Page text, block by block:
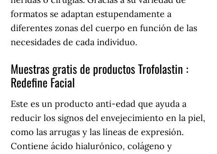
formatos se adaptan estupendamente a
diferentes zonas del cuerpo en función de las
necesidades de cada individuo.
Muestras gratis de productos Trofolastin :
Redefine Facial
Este es un producto anti-edad que ayuda a
reducir los signos del envejecimiento en la piel,
como las arrugas y las líneas de expresión.
Contiene ácido hialurónico, colágeno y